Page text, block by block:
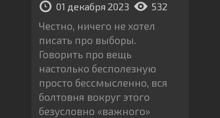
01 декабря 2023 532
Честно, ничего не хотел
писать про выборы.
Говорить про вещь
настолько бесполезную
просто бессмысленно, вся
болтовня вокруг этого
безусловно «важного»